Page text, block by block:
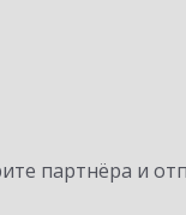
партнёра и